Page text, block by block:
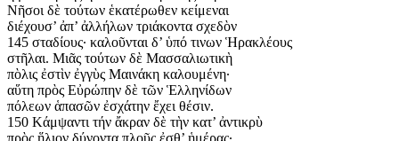
Νῆσοι δὲ τούτων ἑκατέρωθεν κείμεναι
διέχουσ’ ἀπ’ ἀλλήλων τριάκοντα σχεδὸν
145 σταδίους· καλοῦνται δ’ ὑπό τινων Ἡρακλέους
στῆλαι. Μιᾶς τούτων δὲ Μασσαλιωτικὴ
πὸλις ἐστὶν ἐγγὺς Μαινάκη καλουμένη·
αὕτη πρὸς Εὐρώπην δὲ τῶν Ἑλληνίδων
πόλεων ἁπασῶν ἐσχάτην ἔχει θέσιν.
150 Κάμψαντι τήν ἄκραν δὲ τὴν κατ’ ἀντικρὺ